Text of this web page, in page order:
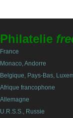
Philatelie
France
Monaco, Andorre
Belgique, Pays-Bas,
Afrique francophone
Allemagne
U.R.S.S., Russie